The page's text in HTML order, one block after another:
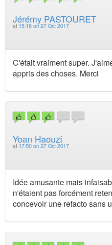
Jérémy PASTOURET
at 15:16 on 27 Oct 2017
C'était vraiment super.
appris des choses. Merci
Yoan Haouzi
at 17:50 on 27 Oct 2017
Idée amusante mais
n'étaient pas forcément
concevoir une refacto sans